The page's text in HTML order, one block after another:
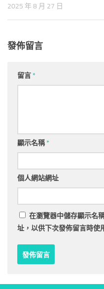
2025 年 8 月 27 日
發佈留言
留言*
顯示名稱*
個人網站網址
在瀏覽器中儲存顯示名
址，以供下次發佈留言時使